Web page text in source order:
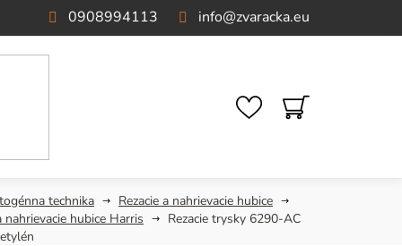
info@zvaracka.eu
0908994113
NÁKUPNÝ
KOŠÍK
technika
Rezacie a nahrievacie hubice
nahrievacie hubice Harris
Rezacie trysky 6290-AC